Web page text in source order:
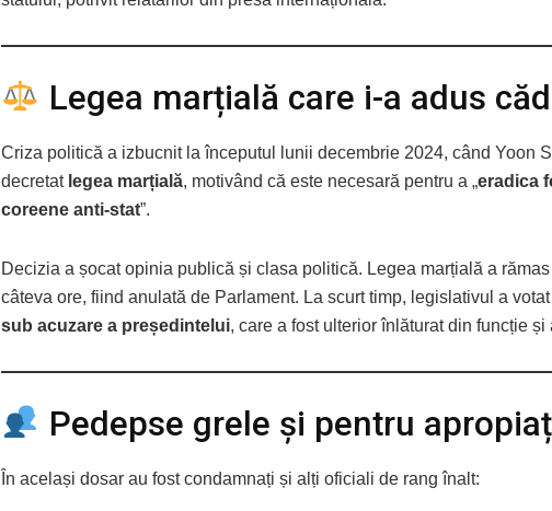
Legea marțială care i-a adus
Criza politică a izbucnit la începutul lunii decembrie 2024, când Yoon
decretat legea marțială, motivând că este necesară pentru a „eradica
coreene anti-stat”.
Decizia a șocat opinia publică și clasa politică. Legea marțială a
câteva ore, fiind anulată de Parlament. La scurt timp, legislativul a
sub acuzare a președintelui, care a fost ulterior înlăturat din funcție și
Pedepse grele și pentru
În același dosar au fost condamnați și alți oficiali de rang înalt: